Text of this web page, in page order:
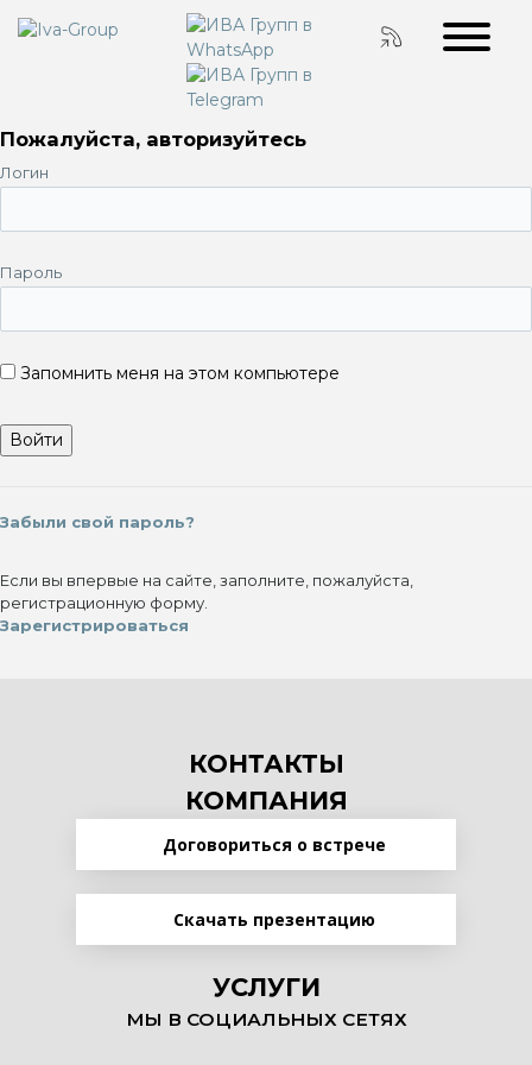
Пожалуйста, авторизуйтесь
Логин
Пароль
Запомнить меня на этом компьютере
Забыли свой пароль?
Если вы впервые на сайте, заполните, пожалуйста,
регистрационную форму.
Зарегистрироваться
КОНТАКТЫ
КОМПАНИЯ
Договориться о встрече
Скачать презентацию
УСЛУГИ
МЫ В СОЦИАЛЬНЫХ СЕТЯХ